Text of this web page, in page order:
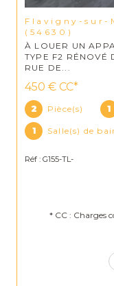
Flavigny-sur-Moselle
(54630)
À LOUER UN
TYPE F2 RÉNOVÉ
RUE DE...
450 € CC*
2 Pièce(s) 1
1 Salle(s) de
Réf : G155-TL-
* CC : Charges